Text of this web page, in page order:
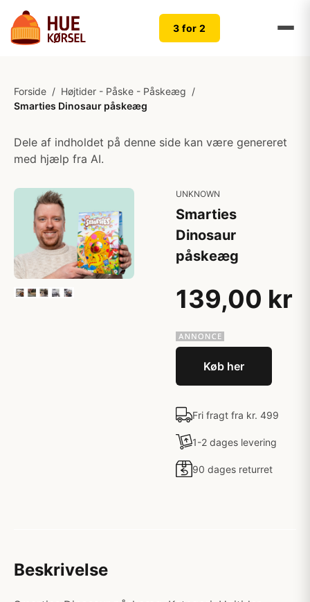
3 for 2
Forside / Højtider - Påske - Påskeæg /
Smarties Dinosaur påskeæg
Dele af indholdet på denne side kan være genereret
med hjælp fra AI.
UNKNOWN
Smarties
Dinosaur
påskeæg
139,00 kr
Køb her
Fri fragt fra kr. 499
1-2 dages levering
90 dages returret
Beskrivelse